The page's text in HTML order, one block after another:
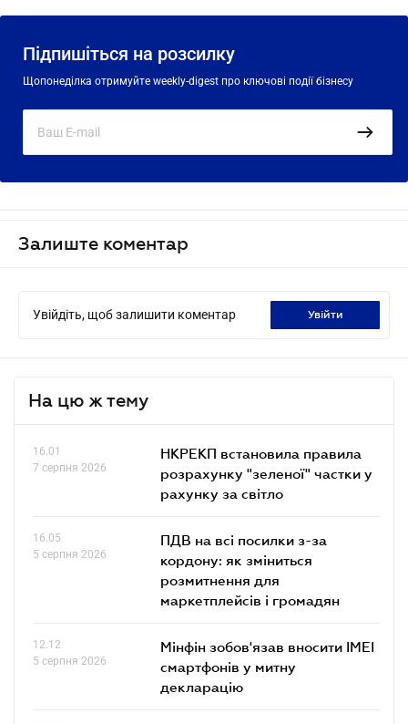
Підпишіться на розсилку
Щопонеділка отримуйте weekly-digest про ключові події бізнесу
Залиште коментар
Увійдіть, щоб залишити коментар увійти
На цю ж тему
16.01
7 серпня 2026
НКРЕКП встановила правила
розрахунку "зеленої" частки у
рахунку за світло
16.05
5 серпня 2026
ПДВ на всі посилки з-за
кордону: як зміниться
розмитнення для
маркетплейсів і громадян
12.12
5 серпня 2026
Мінфін зобов'язав вносити IMEI
смартфонів у митну
декларацію